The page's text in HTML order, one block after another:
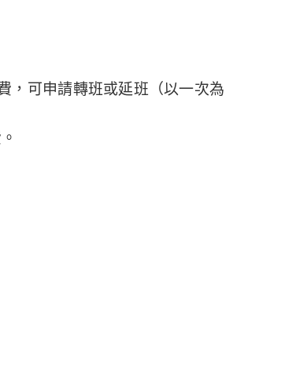
，可申請轉班或延班（以一次為